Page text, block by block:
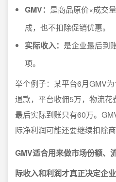
GMV： 是商品原价×成交
成，也不扣除促销优惠。
实际收入： 是企业最后到
项。
举个例子：某平台6月GMV
退款，平台收佣5万，物流花
最后实际到账只有60万。
际净利润可能还要继续扣除商
GMV适合用来做市场份额、
际收入和利润才真正决定企